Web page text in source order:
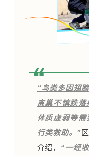
“鸟类多因翅
离巢不慎跌落
体质虚弱等
行类救助。”
介绍， “ 一经